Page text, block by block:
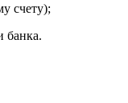
счету);
банка.